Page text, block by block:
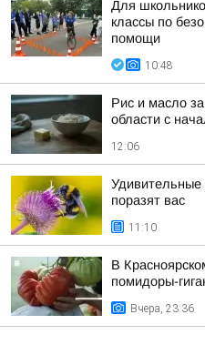
Для
классы по
помощи
10:48
Рис и масло
области с
12:06
поразят вас
11:10
В
помидоры-
Вчера, 23:36